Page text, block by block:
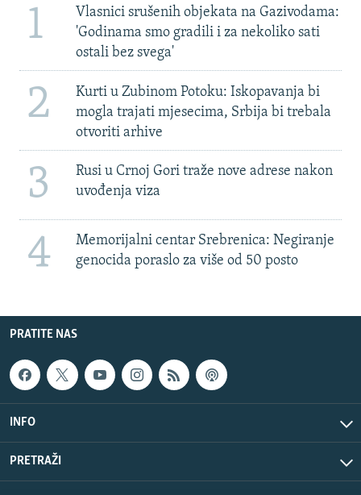
1
Vlasnici srušenih objekata na Gazivodama:
'Godinama smo gradili i za nekoliko sati
ostali bez svega'
2
Kurti u Zubinom Potoku: Iskopavanja bi
mogla trajati mjesecima, Srbija bi trebala
otvoriti arhive
3
Rusi u Crnoj Gori traže nove adrese nakon
uvođenja viza
4
Memorijalni centar Srebrenica: Negiranje
genocida poraslo za više od 50 posto
PRATITE NAS
INFO
PRETRAŽI